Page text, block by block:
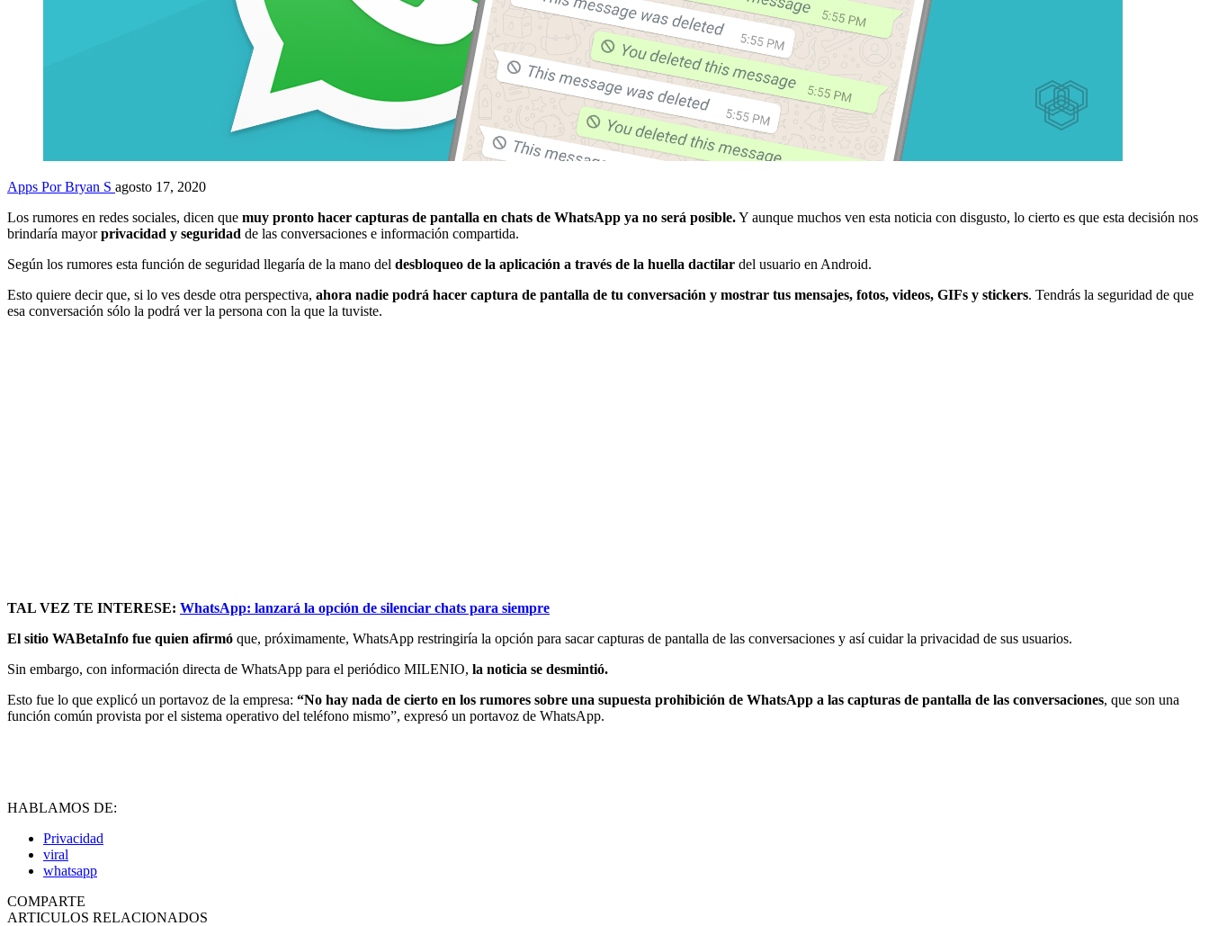
Apps Por Bryan S agosto 17, 2020
Los rumores en redes sociales, dicen que muy pronto hacer capturas de pantalla en chats de WhatsApp ya no será posible.Y aunque muchos ven esta noticia con disgusto, lo cierto es que esta decisión nos
brindaría mayorprivacidad y seguridad de las conversaciones e información compartida.
Según los rumores esta función de seguridad llegaría de la mano del desbloqueo de la aplicación a través de la huella dactilar del usuario en Android.
Esto quiere decir que, si lo ves desde otra perspectiva, ahora nadie podrá hacer captura de pantalla de tu conversación y mostrar tus mensajes, fotos, videos, GIFs y stickers. Tendrás la seguridad de que
esa conversación sólo la podrá ver la persona con la que la tuviste.
TAL VEZ TE INTERESE: WhatsApp: lanzará la opción de silenciar chats para siempre
El sitio WABetaInfo fue quien afirmó que, próximamente, WhatsApp restringiría la opción para sacar capturas de pantalla de las conversaciones y así cuidar la privacidad de sus usuarios.
Sin embargo, con información directa de WhatsApp para el periódico MILENIO, la noticia se desmintió.
Esto fue lo que explicó un portavoz de la empresa: “No hay nada de cierto en los rumores sobre una supuesta prohibición de WhatsApp a las capturas de pantalla de las conversaciones, que son una
función común provista por el sistema operativo del teléfono mismo”, expresó un portavoz de WhatsApp.
HABLAMOS DE:
Privacidad
viral
whatsapp
COMPARTE
ARTICULOS RELACIONADOS